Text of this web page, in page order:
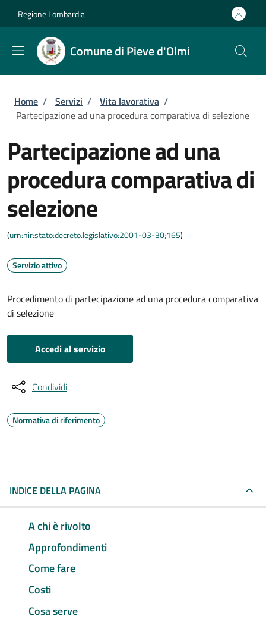
Regione Lombardia
Comune di Pieve d'Olmi
Briciole di pane
Home / Servizi / Vita lavorativa /
Partecipazione ad una procedura comparativa di selezione
Partecipazione ad una
procedura comparativa di
selezione
(urn:nir:stato:decreto.legislativo:2001-03-30;165)
Servizio attivo
Procedimento di partecipazione ad una procedura comparativa
di selezione
Accedi al servizio
Condividi
Normativa di riferimento
INDICE DELLA PAGINA
A chi è rivolto
Approfondimenti
Come fare
Costi
Cosa serve